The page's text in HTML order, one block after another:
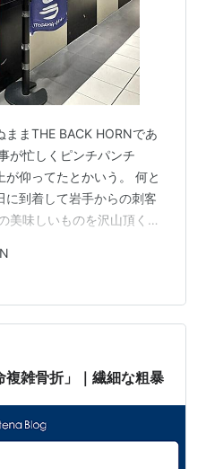
ままTHE BACK HORNであ
が忙しくピンチパンチ
仰ってたとかいう。 何と
に到着して岩手からの刺客
美味しいものを沢山頂く、
与太話に付き合わせてしま
そしてごめん。 開場して
ん*1が登場する。 遊牧民先
にチケットを取った人向け
紹介（メンバーが銀河遊
てダ…
雑骨折」｜繊細な粗暴